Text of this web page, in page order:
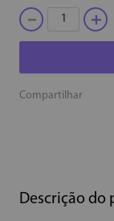
＋
－
Compartilhar
Descrição do